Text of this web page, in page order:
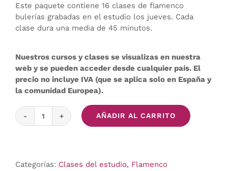
Este paquete contiene 16 clases de flamenco
bulerías grabadas en el estudio los jueves. Cada
clase dura una media de 45 minutos.
Nuestros cursos y clases se visualizas en nuestra
web y se pueden acceder desde cualquier país. El
precio no incluye IVA (que se aplica solo en España y
la comunidad Europea).
Flamenco
cantidad
AÑADIR AL CARRITO
Categorías: Clases del estudio, Flamenco